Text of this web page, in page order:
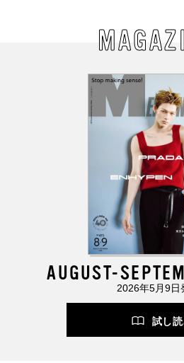
AUGUST-
2026年5月9日
試し